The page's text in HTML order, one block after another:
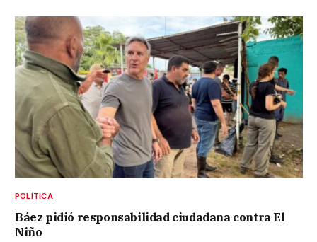
POLÍTICA
Báez pidió responsabilidad ciudadana contra El
Niño